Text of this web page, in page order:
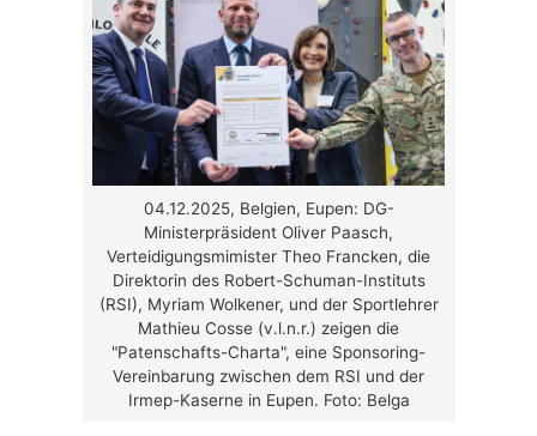
04.12.2025, Belgien, Eupen: DG-
Ministerpräsident Oliver Paasch,
Verteidigungsmimister Theo Francken, die
Direktorin des Robert-Schuman-Instituts
(RSI), Myriam Wolkener, und der Sportlehrer
Mathieu Cosse (v.l.n.r.) zeigen die
"Patenschafts-Charta", eine Sponsoring-
Vereinbarung zwischen dem RSI und der
Irmep-Kaserne in Eupen. Foto: Belga